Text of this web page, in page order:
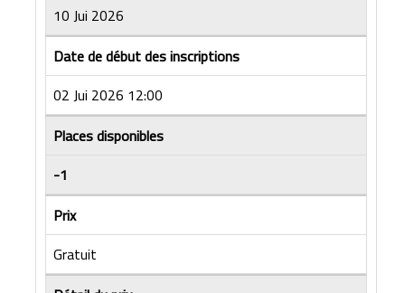
10 Jui 2026
Date de début des inscriptions
02 Jui 2026 12:00
Places disponibles
-1
Prix
Gratuit